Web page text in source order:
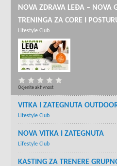
NOVA ZDRAVA LEĐA – NOVA
TRENINGA ZA CORE I
Lifestyle Club
Ocjenite aktivnost
VITKA I ZATEGNUTA
Lifestyle Club
NOVA VITKA I ZATEGNUTA
Lifestyle Club
KASTING ZA TRENERE